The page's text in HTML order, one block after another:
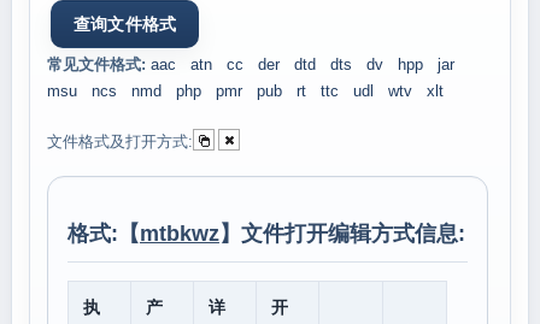
常见文件格式: aac atn cc der dtd dts dv hpp
jar
msu
ncs nmd php pmr pub rt ttc udl wtv xlt
文件格式及打开方式:
格式:【mtbkwz】文件打开编辑方式信息:
执
产
详
开